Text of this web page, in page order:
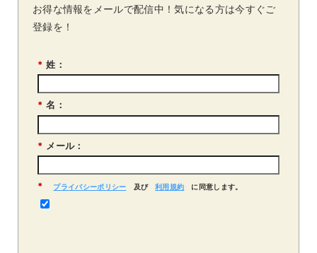
お得な情報をメールで配信中！気になる方は今すぐご
登録を！
* 姓：
* 名：
* メール：
* プライバシーポリシー 及び 利用規約 に同意します。